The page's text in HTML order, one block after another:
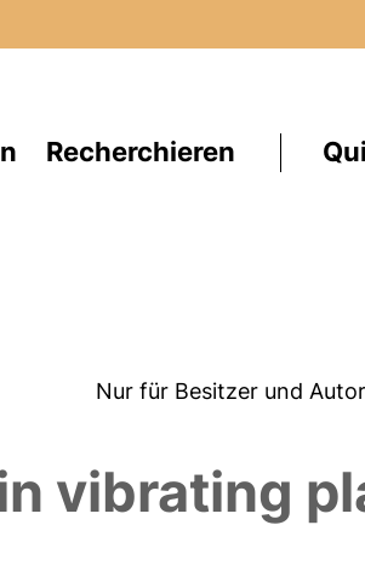
Recherchieren
Nur für Besitzer und
vibrating